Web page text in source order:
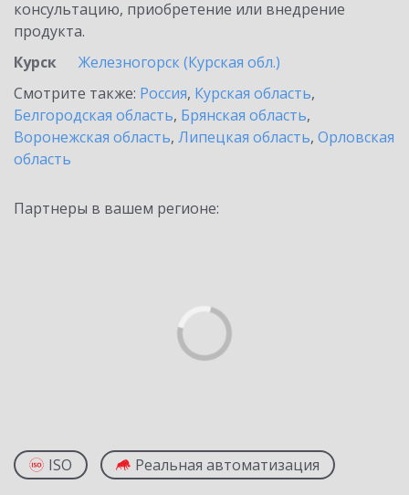
консультацию, приобретение или внедрение
продукта.
Курск
Железногорск (Курская обл.)
Смотрите также: Россия, Курская область,
Белгородская область, Брянская область,
Воронежская область, Липецкая область, Орловская
область
Партнеры в вашем регионе:
ISO Реальная автоматизация